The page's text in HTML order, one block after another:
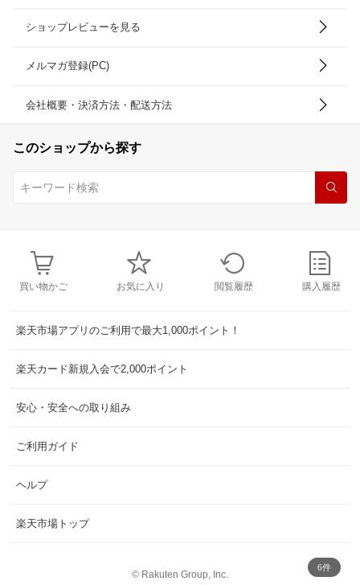
6件
ショップレビューを見る
メルマガ登録(PC)
会社概要・決済方法・配送方法
このショップから探す
買い物かご お気に入り 閲覧履歴 購入履歴
楽天市場アプリのご利用で最大1,000ポイント！
楽天カード新規入会で2,000ポイント
安心・安全への取り組み
ご利用ガイド
ヘルプ
楽天市場トップ
© Rakuten Group, Inc.